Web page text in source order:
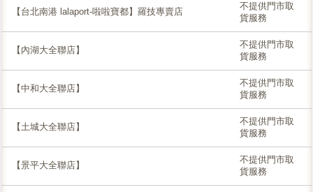
【台北南港 lalaport-啦啦寶都】羅技專賣店
不提供門市取
貨服務
【內湖大全聯店】
不提供門市取
貨服務
【中和大全聯店】
不提供門市取
貨服務
【土城大全聯店】
不提供門市取
貨服務
【景平大全聯店】
不提供門市取
貨服務